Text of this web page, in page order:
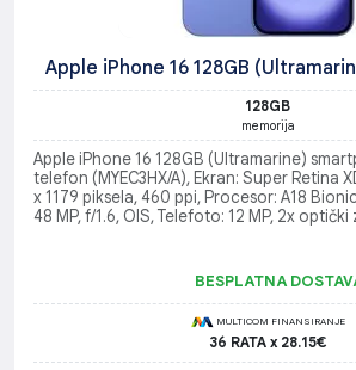
Apple iPhone 16 128GB
128GB
memorija
Apple iPhone 16 128GB (Ultramarine)
telefon (MYEC3HX/A), Ekran: Super Retina
x 1179 piksela, 460 ppi, Procesor: A18
48 MP, f/1.6, OIS, Telefoto: 12 MP, 2x
BESPLATNA
MULTICOM FINANSIRANJE
36 RATA x 28.15€